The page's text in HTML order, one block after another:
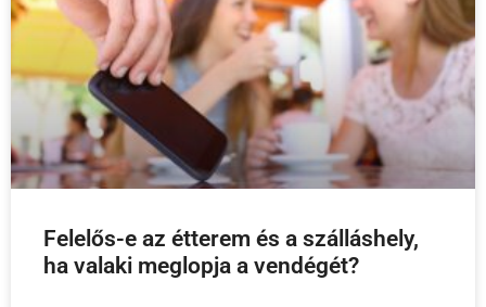
Felelős-e az étterem és a szálláshely,
ha valaki meglopja a vendégét?